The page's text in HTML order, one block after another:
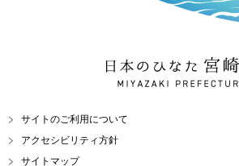
日本のひなた 宮崎県
MIYAZAKI PREFECTURE
サイトのご利用について
アクセシビリティ方針
サイトマップ